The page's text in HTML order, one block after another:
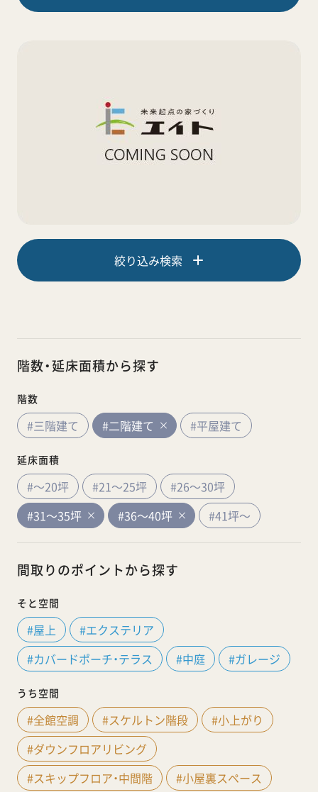
絞り込み検索
階数・延床面積から探す
階数
#三階建て #二階建て #平屋建て
延床面積
#～20坪 #21～25坪
#26～30坪
#31～35坪
#36～40坪 #41坪～
間取りのポイントから探す
そと空間
#屋上
#エクステリア
#カバードポーチ・テラス
#中庭 #ガレージ
うち空間
#全館空調 #スケルトン階段
#小上がり
#ダウンフロアリビング
#スキップフロア・中間階
#小屋裏スペース